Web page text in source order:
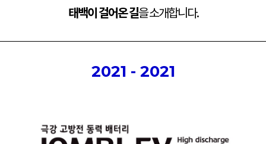
태백이 걸어온 길을 소개합니다.
2021 - 2021